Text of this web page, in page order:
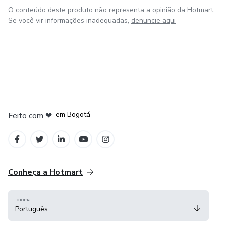
O conteúdo deste produto não representa a opinião da Hotmart.
Se você vir informações inadequadas, denuncie aqui
Feito com ❤ em Bogotá
Conheça a Hotmart
Idioma
Português